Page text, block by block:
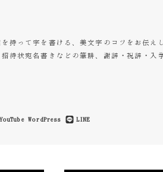
持って字を書ける、美文字のコツをお伝え
待状宛名書きなどの筆耕、謝辞・祝辞・入
YouTube WordPress LINE